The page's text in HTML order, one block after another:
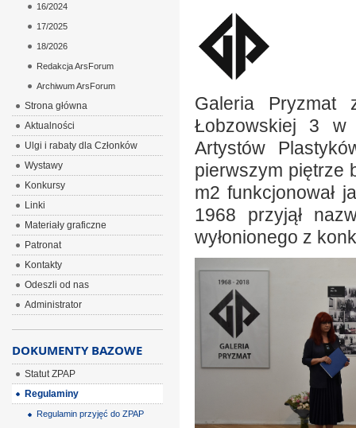
Galeria Pryzmat
Łobzowskiej 3 w
Artystów
pierwszym piętrze
m2 funkcjonował
1968 przyjął
wyłonionego z
16/2024
17/2025
18/2026
Redakcja ArsForum
Archiwum ArsForum
Strona główna
Aktualności
Ulgi i rabaty dla Członków
Wystawy
Konkursy
Linki
Materiały graficzne
Patronat
Kontakty
Odeszli od nas
Administrator
DOKUMENTY BAZOWE
Statut ZPAP
Regulaminy
Regulamin przyjęć do ZPAP